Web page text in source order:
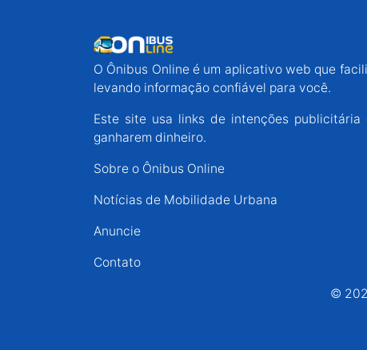
O Ônibus Online é um aplicativo web que
levando informação confiável para você.
Este site usa links de intenções publicitária
ganharem dinheiro.
Sobre o Ônibus Online
Notícias de Mobilidade Urbana
Anuncie
Contato
©